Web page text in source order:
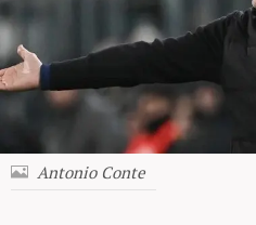
Antonio Conte